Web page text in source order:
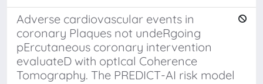
Adverse cardiovascular events in
coronary Plaques not undeRgoing
pErcutaneous coronary intervention
evaluateD with optIcal Coherence
Tomography. The PREDICT-AI risk model